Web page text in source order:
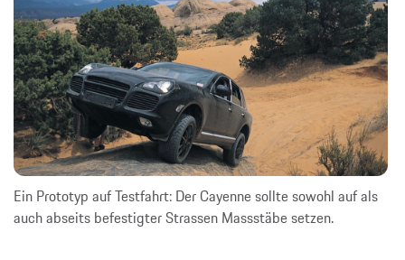
Ein Prototyp auf Testfahrt: Der Cayenne sollte sowohl auf als
auch abseits befestigter Strassen Massstäbe setzen.